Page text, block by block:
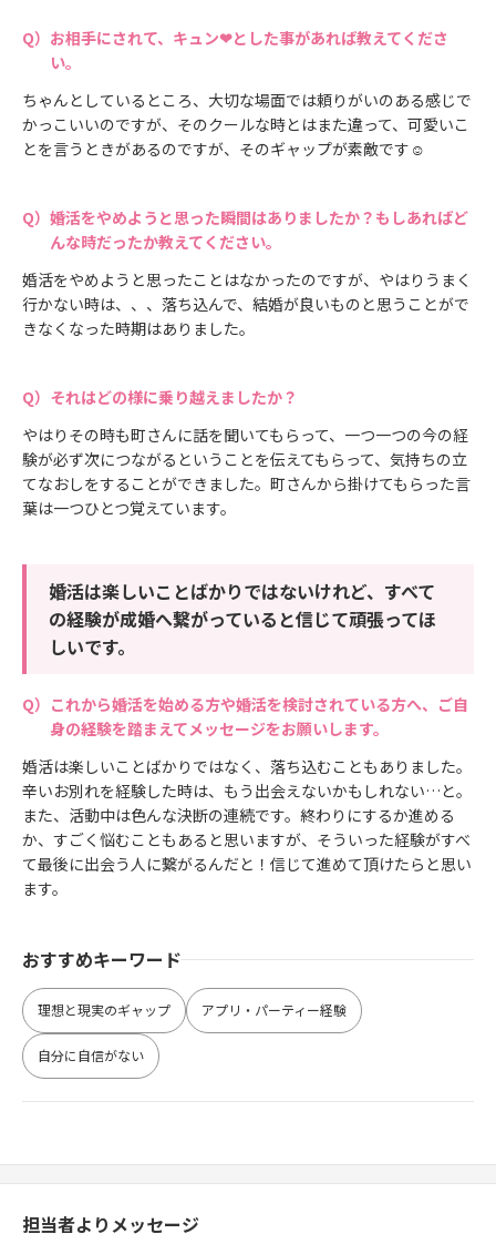
お相手にされて、キュン❤とした事があれば教えてくださ
い。
ちゃんとしているところ、大切な場面では頼りがいのある感じで
かっこいいのですが、そのクールな時とはまた違って、可愛いこ
とを言うときがあるのですが、そのギャップが素敵です☺
婚活をやめようと思った瞬間はありましたか？もしあればど
んな時だったか教えてください。
婚活をやめようと思ったことはなかったのですが、やはりうまく
行かない時は、、、落ち込んで、結婚が良いものと思うことがで
きなくなった時期はありました。
それはどの様に乗り越えましたか？
やはりその時も町さんに話を聞いてもらって、一つ一つの今の経
験が必ず次につながるということを伝えてもらって、気持ちの立
てなおしをすることができました。町さんから掛けてもらった言
葉は一つひとつ覚えています。
婚活は楽しいことばかりではないけれど、すべて
の経験が成婚へ繋がっていると信じて頑張ってほ
しいです。
これから婚活を始める方や婚活を検討されている方へ、ご自
身の経験を踏まえてメッセージをお願いします。
婚活は楽しいことばかりではなく、落ち込むこともありました。
辛いお別れを経験した時は、もう出会えないかもしれない…と。
また、活動中は色んな決断の連続です。終わりにするか進める
か、すごく悩むこともあると思いますが、そういった経験がすべ
て最後に出会う人に繋がるんだと！信じて進めて頂けたらと思い
ます。
おすすめキーワード
理想と現実のギャップ アプリ・パーティー経験
自分に自信がない
担当者よりメッセージ